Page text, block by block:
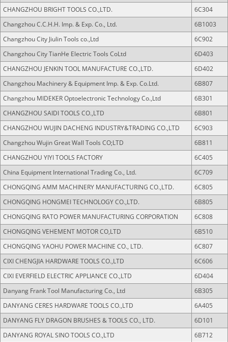
CHANGZHOU BRIGHT TOOLS CO.,LTD.
6C304
Changzhou C.C.H.H. Imp. & Exp. Co., Ltd.
6B1003
Changzhou City Jiulin Tools co.,Ltd
6C902
Changzhou City TianHe Electric Tools CoLtd
6D403
CHANGZHOU JENKIN TOOL MANUFACTURE CO.,LTD.
6D402
Changzhou Machinery & Equipment Imp. & Exp. Co.Ltd.
6B807
Changzhou MIDEKER Optoelectronic Technology Co.,Ltd
6B301
CHANGZHOU SAIDI TOOLS CO.,LTD
6B801
CHANGZHOU WUJIN DACHENG INDUSTRY&TRADING CO.,LTD
6C903
Changzhou Wujin Great Wall Tools CO;LTD
6B811
CHANGZHOU YIYI TOOLS FACTORY
6C405
China Equipment International Trading Co., Ltd.
6C709
CHONGQING AMM MACHINERY MANUFACTURING CO.,LTD.
6C805
CHONGQING HONGMEI TECHNOLOGY CO.,LTD.
6B805
CHONGQING RATO POWER MANUFACTURING CORPORATION
6C808
CHONGQING VEHEMENT MOTOR CO,LTD
6B510
CHONGQING YAOHU POWER MACHINE CO., LTD.
6C807
CIXI CHENGJIA HARDWARE TOOLS CO.,LTD
6C606
CIXI EVERFIELD ELECTRIC APPLIANCE CO.,LTD
6D404
Danyang Frank Tool Manufacturing Co., Ltd
6B305
DANYANG CERES HARDWARE TOOLS CO.,LTD
6A405
DANYANG FLY DRAGON BRUSHES & TOOLS CO., LTD.
6D101
DANYANG ROYAL SINO TOOLS CO.,LTD
6B712